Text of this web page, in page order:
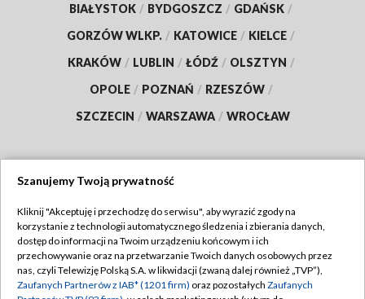
BIAŁYSTOK / BYDGOSZCZ / GDAŃSK /
GORZÓW WLKP. / KATOWICE / KIELCE /
KRAKÓW / LUBLIN / ŁÓDŹ / OLSZTYN /
OPOLE / POZNAŃ / RZESZÓW /
SZCZECIN / WARSZAWA / WROCŁAW
TVP
Abonament TVP
Emisja w TVP
Regulamin TVP
Polityka prywatności
Szanujemy Twoją prywatność
Kliknij "Akceptuję i przechodzę do serwisu", aby wyrazić zgody na
korzystanie z technologii automatycznego śledzenia i zbierania danych,
dostęp do informacji na Twoim urządzeniu końcowym i ich
przechowywanie oraz na przetwarzanie Twoich danych osobowych przez
nas, czyli Telewizję Polską S.A. w likwidacji (zwaną dalej również „TVP”),
Zaufanych Partnerów z IAB* (1201 firm) oraz pozostałych Zaufanych